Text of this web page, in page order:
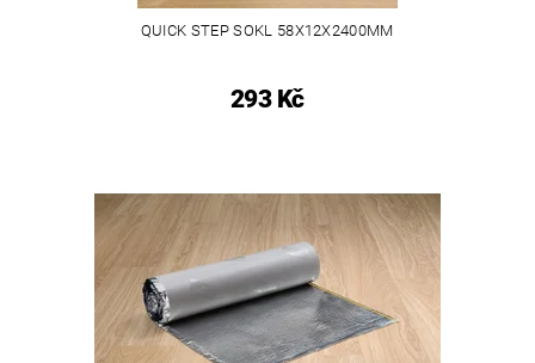
QUICK STEP SOKL 58X12X2400MM
293 Kč